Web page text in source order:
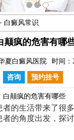
白癜风常识
颠疯的危害有哪
夏白癜风医院 时间：
咨询 预约挂号
白颠疯的危害有哪些
的生活带来了很多
者的角度出发，探